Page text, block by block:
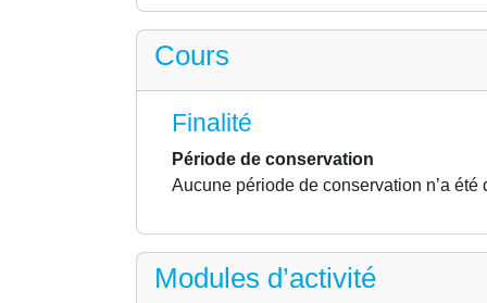
Cours
Finalité
Période de conservation
Aucune période de conservation n’a été
Modules d’activité